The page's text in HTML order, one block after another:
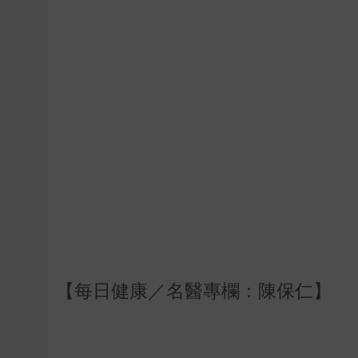
【每日健康／名醫專欄：陳保仁】